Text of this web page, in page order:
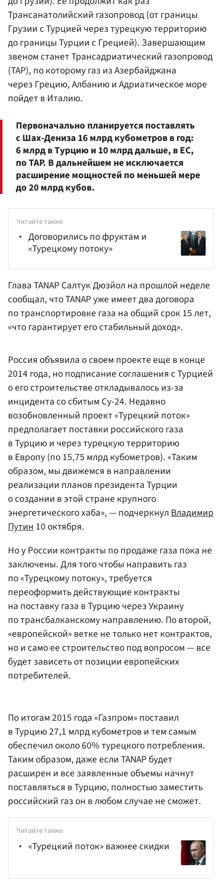
Трансанатолийский газопровод (от границы
Грузии с Турцией через турецкую территорию
до границы Турции с Грецией). Завершающим
звеном станет Трансадриатический газопровод
(TAP), по которому газ из Азербайджана
через Грецию, Албанию и Адриатическое море
пойдет в Италию.
Первоначально планируется поставлять
с Шах-Дениза 16 млрд кубометров в год:
6 млрд в Турцию и 10 млрд дальше, в ЕС,
по TAP. В дальнейшем не исключается
расширение мощностей по меньшей мере
до 20 млрд кубов.
Читайте также
Договорились по фруктам и
«Турецкому потоку»
Глава TANAP Салтук Дюзйол на прошлой неделе
сообщал, что TANAP уже имеет два договора
по транспортировке газа на общий срок 15 лет,
«что гарантирует его стабильный доход».
Россия объявила о своем проекте еще в конце
2014 года, но подписание соглашения с Турцией
о его строительстве откладывалось из-за
инцидента со сбитым Су-24. Недавно
возобновленный проект «Турецкий поток»
предполагает поставки российского газа
в Турцию и через турецкую территорию
в Европу (по 15,75 млрд кубометров). «Таким
образом, мы движемся в направлении
реализации планов президента Турции
о создании в этой стране крупного
энергетического хаба», — подчеркнулВладимир
Путин10 октября.
Но у России контракты по продаже газа пока не
заключены. Для того чтобы направить газ
по «Турецкому потоку», требуется
переоформить действующие контракты
на поставку газа в Турцию через Украину
по трансбалканскому направлению. По второй,
«европейской» ветке не только нет контрактов,
но и само ее строительство под вопросом — все
будет зависеть от позиции европейских
потребителей.
По итогам 2015 года «Газпром» поставил
в Турцию 27,1 млрд кубометров и тем самым
обеспечил около 60% турецкого потребления.
Таким образом, даже если TANAP будет
расширен и все заявленные объемы начнут
поставляться в Турцию, полностью заместить
российский газ он в любом случае не сможет.
Читайте также
«Турецкий поток» важнее скидки